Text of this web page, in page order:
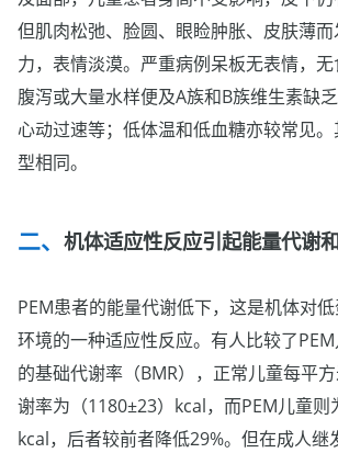
但肌肉松弛、脸圆、眼睑肿胀、皮肤薄
力，表情淡漠。严重病例呆板无表情，
腹泻或大量水样便及A族和B族维生素缺乏
心动过速等；低体温和低血糖亦较常见
型相同。
机体适应性反应引起能量代谢
PEM患者的能量代谢低下，这是机体对
环境的一种适应性反应。有人比较了
的基础代谢率（BMR），正常儿童每平
谢率为（1180±23）kcal，而PEM儿童则
kcal，后者较前者降低29%。但在成人继